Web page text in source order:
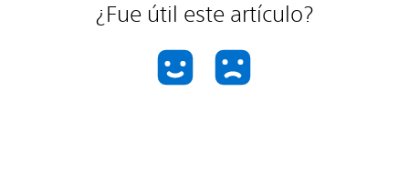
¿Fue útil este artículo?